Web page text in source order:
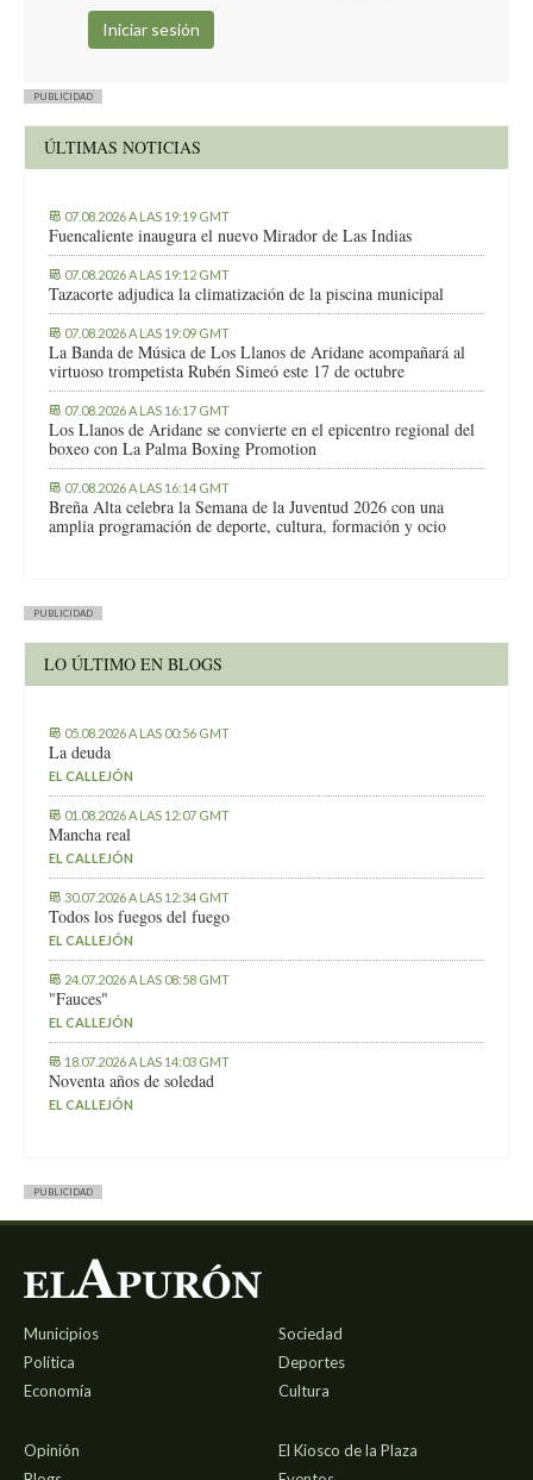
PUBLICIDAD
ÚLTIMAS NOTICIAS
07.08.2026 A LAS 19:19 GMT
Fuencaliente inaugura el nuevo Mirador de Las Indias
07.08.2026 A LAS 19:12 GMT
Tazacorte adjudica la climatización de la piscina municipal
07.08.2026 A LAS 19:09 GMT
La Banda de Música de Los Llanos de Aridane acompañará al
virtuoso trompetista Rubén Simeó este 17 de octubre
07.08.2026 A LAS 16:17 GMT
Los Llanos de Aridane se convierte en el epicentro regional del
boxeo con La Palma Boxing Promotion
07.08.2026 A LAS 16:14 GMT
Breña Alta celebra la Semana de la Juventud 2026 con una
amplia programación de deporte, cultura, formación y ocio
PUBLICIDAD
LO ÚLTIMO EN BLOGS
05.08.2026 A LAS 00:56 GMT
La deuda
EL CALLEJÓN
01.08.2026 A LAS 12:07 GMT
Mancha real
EL CALLEJÓN
30.07.2026 A LAS 12:34 GMT
Todos los fuegos del fuego
EL CALLEJÓN
24.07.2026 A LAS 08:58 GMT
"Fauces"
EL CALLEJÓN
18.07.2026 A LAS 14:03 GMT
Noventa años de soledad
EL CALLEJÓN
PUBLICIDAD
Municipios
Política
Economía
Sociedad
Deportes
Cultura
Opinión
El Kiosco de la Plaza